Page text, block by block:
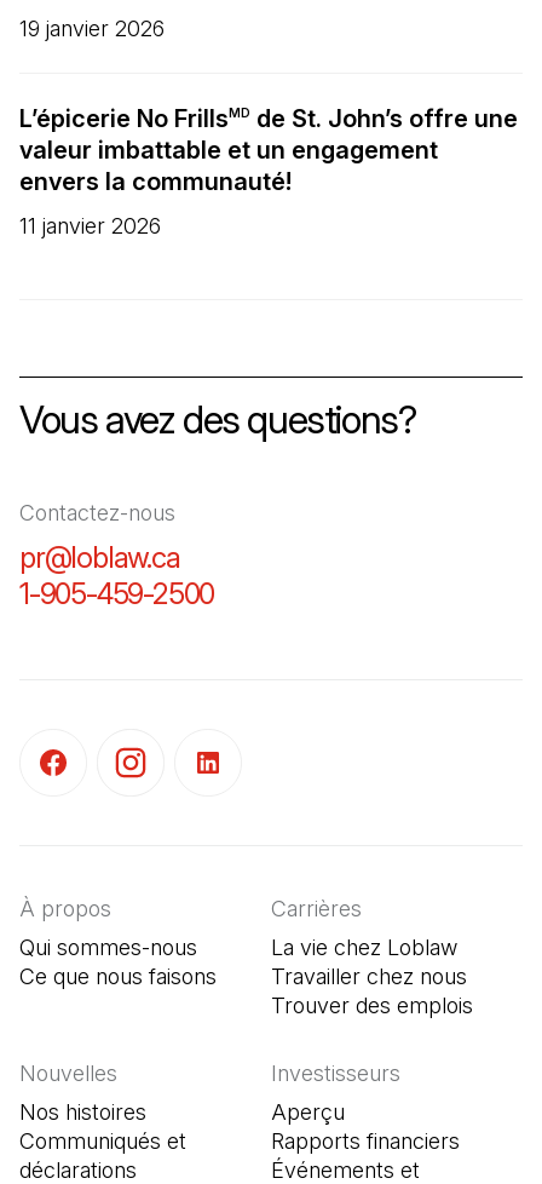
19 janvier 2026
L’épicerie No Frills MD de St. John’s offre une
valeur imbattable et un engagement
envers la communauté!
11 janvier 2026
Vous avez des questions?
Contactez-nous
pr@loblaw.ca
1-905-459-2500
À propos
Qui sommes-nous
Ce que nous faisons
Carrières
La vie chez Loblaw
Travailler chez nous
Trouver des emplois
Nouvelles
Nos histoires
Communiqués et
déclarations
Investisseurs
Aperçu
Rapports financiers
Événements et